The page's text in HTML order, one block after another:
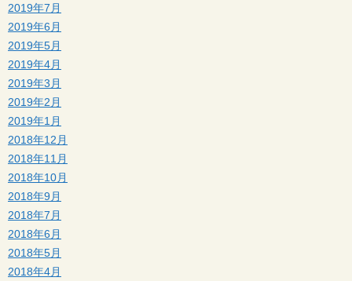
2019年7月
2019年6月
2019年5月
2019年4月
2019年3月
2019年2月
2019年1月
2018年12月
2018年11月
2018年10月
2018年9月
2018年7月
2018年6月
2018年5月
2018年4月